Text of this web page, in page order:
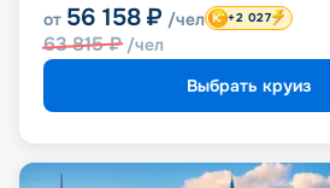
от 56 158 ₽ /чел
63 815₽ /чел
+2 027
Выбрать круиз